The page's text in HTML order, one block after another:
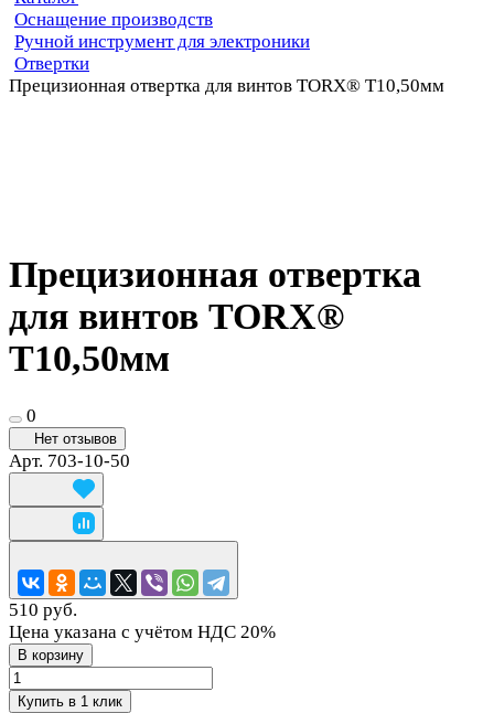
Оснащение производств
Ручной инструмент для электроники
Отвертки
Прецизионная отвертка для винтов TORX® T10,50мм
Прецизионная отвертка
для винтов TORX®
T10,50мм
0
Нет отзывов
Арт. 703-10-50
510 руб.
Цена указана с учётом НДС 20%
В корзину
Купить в 1 клик